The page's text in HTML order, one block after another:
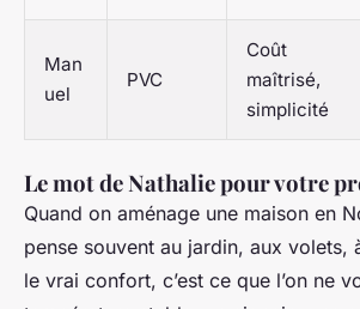
Man
uel
PVC
Coût
maîtrisé,
simplicité
Le mot de Nathalie pour votre
Quand on aménage une maison en
pense souvent au jardin, aux volets,
le vrai confort, c’est ce que l’on ne